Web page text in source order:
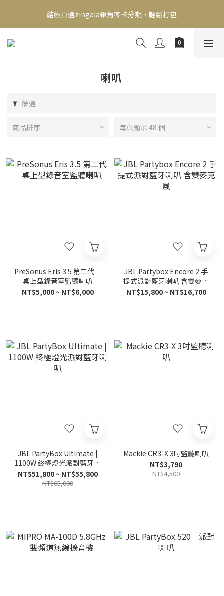
新會員送500！滿額最高回饋2000，刷卡最高12期零利率，馬上了
解👉
結帳頁選zingala銀角零卡分期，輕鬆打包
新會員送500！滿額最高回饋2000，刷卡最高12期零利率，馬上了
喇叭
篩選
商品排序 每頁顯示 48 個
PreSonus Eris 3.5 第二代｜
桌上型錄音室監聽喇叭
NT$5,000 ~ NT$6,000
JBL Partybox Encore 2 手
提式派對藍牙喇叭 含雙麥克
風
NT$15,800 ~ NT$16,700
JBL PartyBox Ultimate |
1100W 終極燈光派對藍牙喇
叭
NT$51,800 ~ NT$55,800
NT$65,000
Mackie CR3-X 3吋監聽喇叭
NT$3,790
NT$4,500